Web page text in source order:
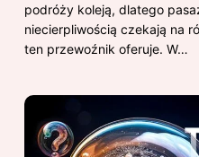
podróży koleją, dlatego
niecierpliwością czekają na
ten przewoźnik oferuje. W…